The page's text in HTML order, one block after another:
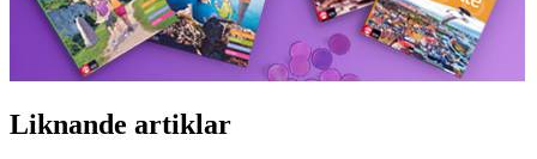
Liknande artiklar